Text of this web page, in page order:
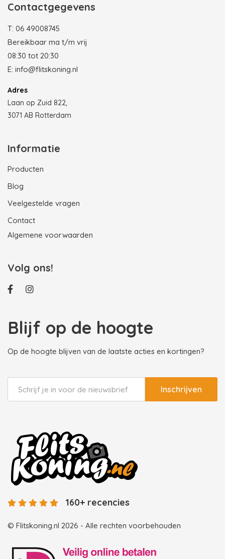
Contactgegevens
T: 06 49008745
Bereikbaar ma t/m vrij
08:30 tot 20:30
E: info@flitskoning.nl
Adres
Laan op Zuid 822,
3071 AB Rotterdam
Informatie
Producten
Blog
Veelgestelde vragen
Contact
Algemene voorwaarden
Volg ons!
Blijf op de hoogte
Op de hoogte blijven van de laatste acties en kortingen?
Inschrijven
© Flitskoning.nl 2026 - Alle rechten voorbehouden
160+ recencies